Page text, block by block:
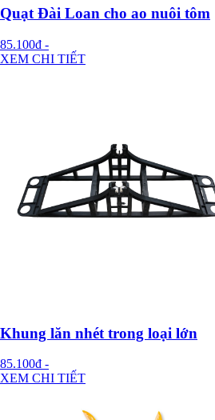
Quạt Đài Loan cho ao nuôi tôm
85.100đ -
XEM CHI TIẾT
Khung lăn nhét trong loại lớn
85.100đ -
XEM CHI TIẾT